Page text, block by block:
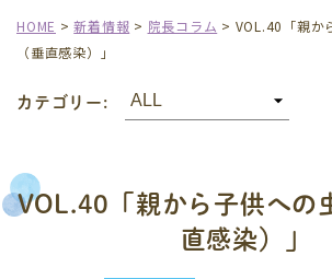
HOME >新着情報 > 院長コラム > VOL.40「親か
（垂直感染）」
カテゴリー:
VOL.40「親から子供への
直感染）」